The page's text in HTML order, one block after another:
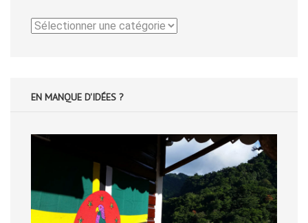
Catégories
EN MANQUE D'IDÉES ?